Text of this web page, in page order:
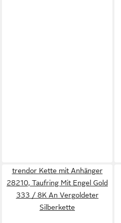
trendor Kette mit Anhänger
28210, Taufring Mit Engel Gold
333 / 8K An Vergoldeter
Silberkette